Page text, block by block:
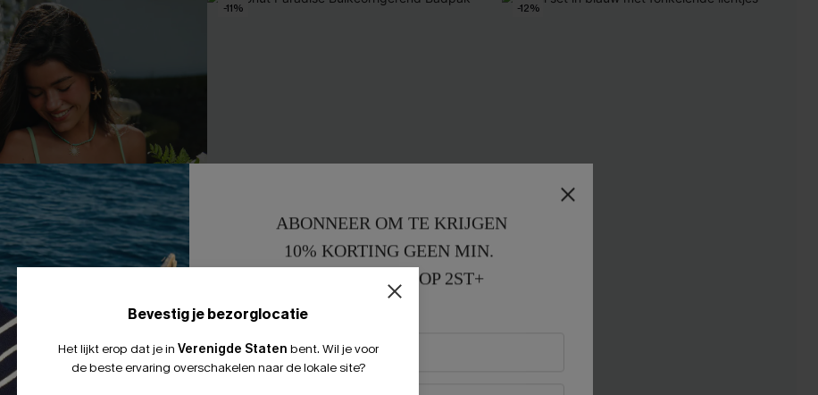
-11% -12%
Bevestig je bezorglocatie
Het lijkt erop dat je in Verenigde Staten bent. Wil je voor
de beste ervaring overschakelen naar de lokale site?
ABONNEER OM TE KRIJGEN
10% KORTING GEEN MIN.
15% KORTING OP 2ST+